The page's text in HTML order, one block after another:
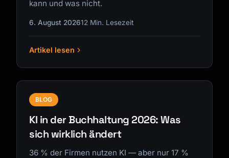
kann und was nicht.
6. August 202612 Min. Lesezeit
Artikel lesen
BLOG
KI in der Buchhaltung 2026: Was
sich wirklich ändert
36 % der Firmen nutzen KI — aber nur 17 %
Kai